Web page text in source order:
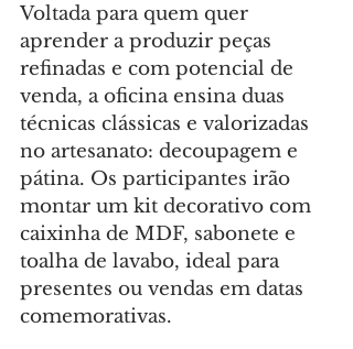
Voltada para quem quer
aprender a produzir peças
refinadas e com potencial de
venda, a oficina ensina duas
técnicas clássicas e valorizadas
no artesanato: decoupagem e
pátina. Os participantes irão
montar um kit decorativo com
caixinha de MDF, sabonete e
toalha de lavabo, ideal para
presentes ou vendas em datas
comemorativas.